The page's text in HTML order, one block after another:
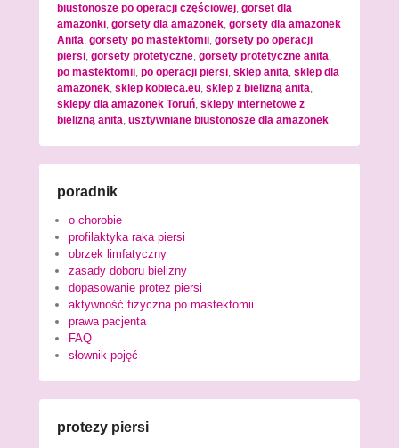
biustonosze po operacji częściowej, gorset dla
amazonki, gorsety dla amazonek, gorsety dla amazonek
Anita, gorsety po mastektomii, gorsety po operacji
piersi, gorsety protetyczne, gorsety protetyczne anita,
po mastektomii, po operacji piersi, sklep anita, sklep dla
amazonek, sklep kobieca.eu, sklep z bielizną anita,
sklepy dla amazonek Toruń, sklepy internetowe z
bielizną anita, usztywniane biustonosze dla amazonek
poradnik
o chorobie
profilaktyka raka piersi
obrzęk limfatyczny
zasady doboru bielizny
dopasowanie protez piersi
aktywność fizyczna po mastektomii
prawa pacjenta
FAQ
słownik pojęć
protezy piersi